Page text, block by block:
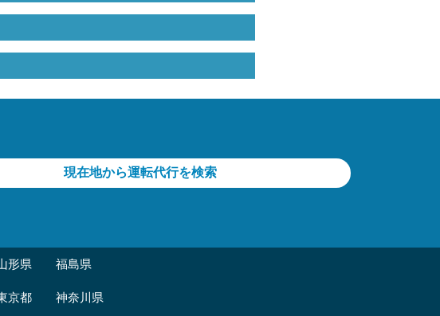
現在地から運転代行を検索
形県 福島県
京都 神奈川県